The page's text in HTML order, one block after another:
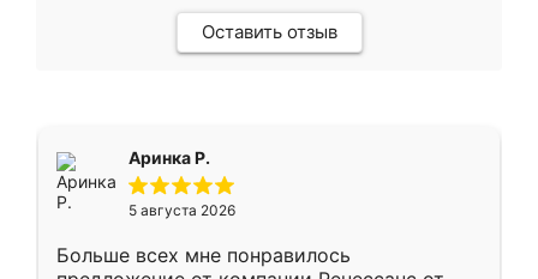
Оставить отзыв
Аринка Р.
5 августа 2026
Больше всех мне понравилось